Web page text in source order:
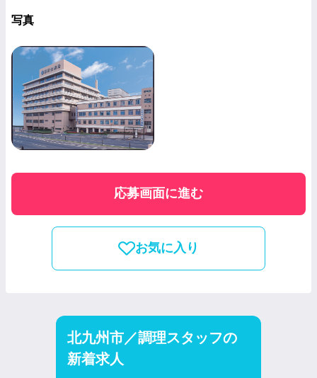
写真
応募画面に進む
お気に入り
北九州市／調理スタッフの
新着求人